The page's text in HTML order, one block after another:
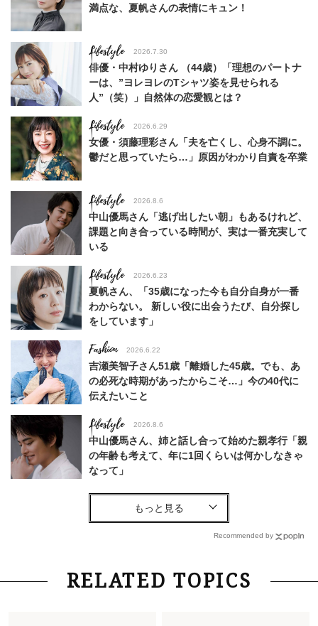
満点な、夏帆さんの表情にキュン！
Lifestyle 2026.7.30
俳優・中村ゆりさん （44歳）「理想のパートナ
ーは、”ヨレヨレのTシャツ姿を見せられる
人”（笑）」自然体の恋愛観とは？
Lifestyle 2026.6.29
女優・須藤理彩さん「夫を亡くし、心身不調に。
鬱だと思っていたら…」原因がわかり自責を卒業
Lifestyle 2026.8.6
中山優馬さん「逃げ出したい朝」もあるけれど、
課題と向き合っている時間が、実は一番充実して
いる
Lifestyle 2026.6.23
夏帆さん、「35歳になった今も自分自身が一番
わからない。 新しい役に出会うたび、自分探し
をしています」
Fashion 2026.6.22
吉瀬美智子さん51歳「離婚した45歳。でも、あ
の必死な時期があったからこそ…」今の40代に
伝えたいこと
Lifestyle 2026.8.6
中山優馬さん、姉と話し合って始めた親孝行「親
の年齢も考えて、年に1回くらいは何かしなきゃ
なって」
Lifestyle
「お若いですね」は褒め言葉？“若い＝美しい”と
Lifestyle 2026.8.6
26年夏の【開運アクション】は”ひと拭き”習
Recommended by
RELATED TOPICS